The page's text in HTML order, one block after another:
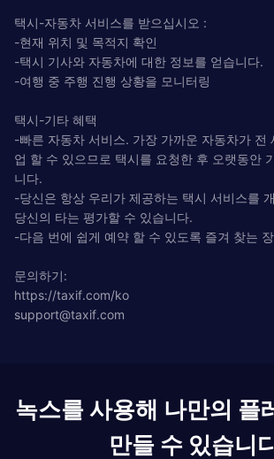
택시-자동차 서비스를 받으십시오 :
-현재 위치 및 목적지 확인
-택시 기사와 자동차에 대한 정보를 얻습니다.
-여행 중 주행 진행 상황을 모니터링
택시-기타 혜택
-빠른 자동차 서비스. 가장 가까운 자동차가 전
업 할 수 있으므로 택시를 요청한 후 오랫동안
니다.
-당신은 항상 우리가 제공하는 택시 서비스를
당신의 타는 평가할 수 있습니다.
-다음 번에 쉽게 예약 할 수 있도록 즐겨 찾는
문의하기:
https://taxif.com/ko
support@taxif.com
녹스를 사용해 나만의 플
만들 수 있습니